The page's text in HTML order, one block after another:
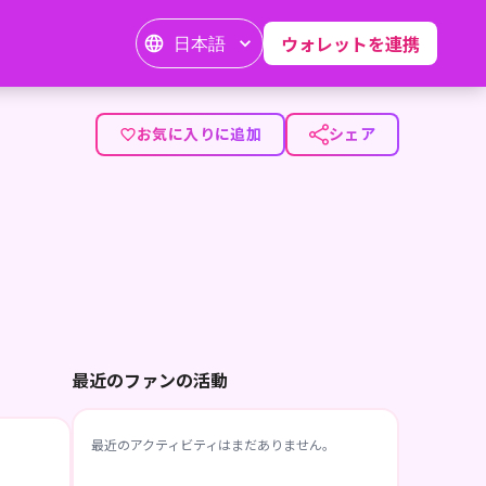
日本語 ウォレットを連携
お気に入りに追加 シェア
最近のファンの活動
最近のアクティビティはまだありません。